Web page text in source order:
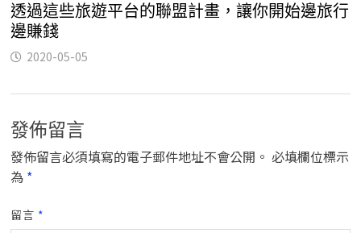
透過這些旅遊平台的聯盟計畫，讓你開始邊旅行
邊賺錢
2020-05-05
發佈留言
發佈留言必須填寫的電子郵件地址不會公開。 必填欄位標示
為 *
留言 *